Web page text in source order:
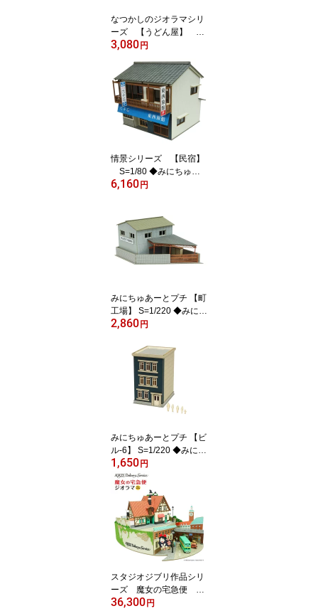
なつかしのジオラマシリ
ーズ 【うどん屋】 S=
1/150 ◆みにちゅあーと
密 おうち時間 工作 ミニ
チュア インテリア
3,080 円
情景シリーズ 【民宿】
S=1/80 ◆みにちゅあ
ーとキット ジオラマ HO
ンテリア
6,160 円
みにちゅあーとプチ 【町
工場】 S=1/220 ◆みにち
ゅあーとキット ジオラマ
時間 工作 ミニチュア イ
ンテリア
2,860 円
みにちゅあーとプチ 【ビ
ル-6】 S=1/220 ◆みにち
ゅあーとキット ジオラマ
Zゲージ 建物 精密 おうち
時間 工作 ミニチュア イ
ンテリア
1,650 円
スタジオジブリ作品シリ
ーズ 魔女の宅急便
【魔女の宅急便ジオラ
36,300 円